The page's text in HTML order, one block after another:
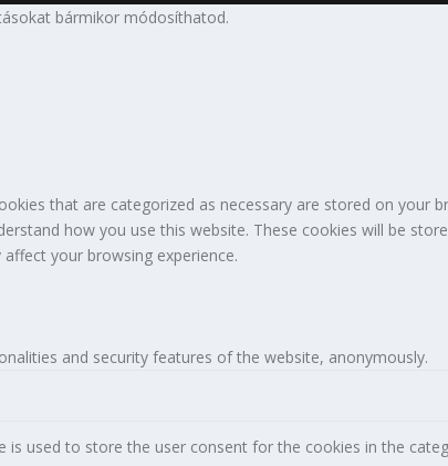
bármikor módosíthatod.
that are categorized as necessary are stored on your
how you use this website. These cookies will be
your browsing experience.
and security features of the website, anonymously.
is used to store the user consent for the cookies in the